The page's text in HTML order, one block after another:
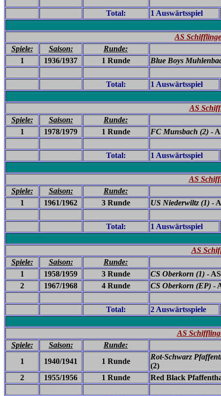
Total: 1 Auswärtsspiel
AS
Spiele:
Saison:
Runde:
1
1936/1937 1 Runde Blue Boys
Total: 1 Auswärtsspiel
AS
Spiele:
Saison:
Runde:
1
1978/1979 1 Runde FC Munsbach (2) -
Total: 1 Auswärtsspiel
AS
Spiele:
Saison:
Runde:
1
1961/1962 3 Runde US Niederwiltz (1) -
Total: 1 Auswärtsspiel
AS
Spiele:
Saison:
Runde:
1
1958/1959 3 Runde CS Oberkorn (1) -
2
1967/1968 4 Runde CS Oberkorn (EP) -
Total: 2 Auswärtsspiele
AS
Spiele:
Saison:
Runde:
1
1940/1941 1 Runde
Rot-Schwarz
(2)
2
1955/1956 1 Runde Red Black